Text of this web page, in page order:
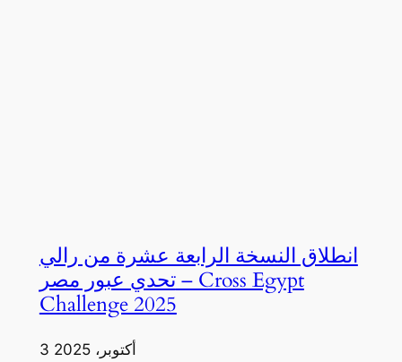
انطلاق النسخة الرابعة عشرة من رالي
تحدي عبور مصر – Cross Egypt
Challenge 2025
3 أكتوبر، 2025